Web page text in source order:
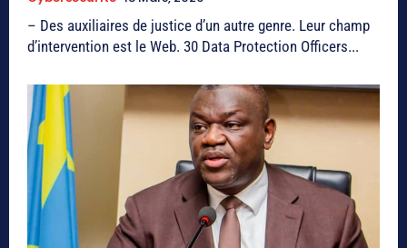
– Des auxiliaires de justice d’un autre genre. Leur champ
d’intervention est le Web. 30 Data Protection Officers...